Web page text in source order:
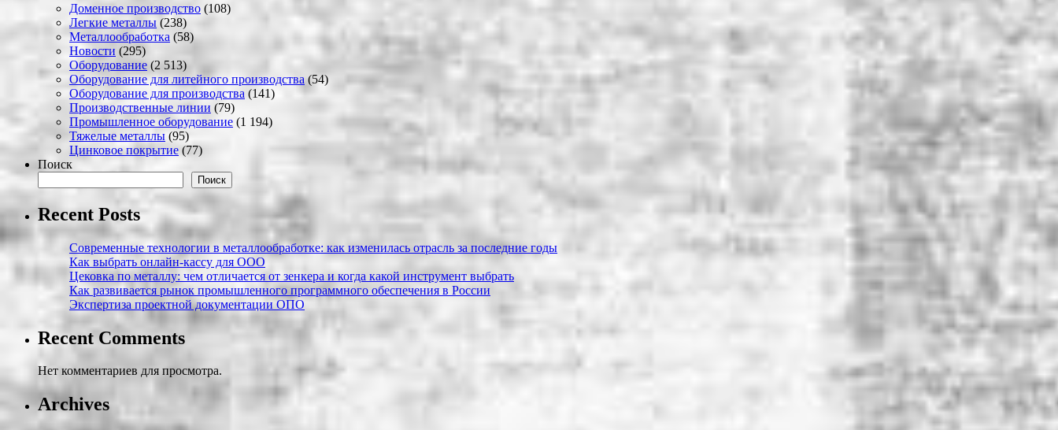
Доменное производство (108)
Легкие металлы (238)
Металлообработка (58)
Новости (295)
Оборудование (2 513)
Оборудование для литейного производства (54)
Оборудование для производства (141)
Производственные линии (79)
Промышленное оборудование (1 194)
Тяжелые металлы (95)
Цинковое покрытие (77)
Поиск
Поиск
Recent Posts
Современные технологии в металлообработке: как изменилась отрасль за последние годы
Как выбрать онлайн-кассу для ООО
Цековка по металлу: чем отличается от зенкера и когда какой инструмент выбрать
Как развивается рынок промышленного программного обеспечения в России
Экспертиза проектной документации ОПО
Recent Comments
Нет комментариев для просмотра.
Archives